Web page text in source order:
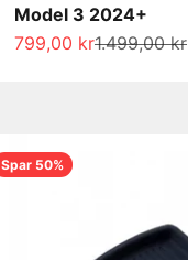
Model 3 2024+
Salgspris
799,00 krNormalpris
1.499,00 kr
Spar 50%